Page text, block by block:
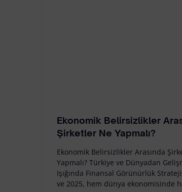
Ekonomik Belirsizlikler
Şirketler Ne Yapmalı?
Ekonomik Belirsizlikler Arasında
Yapmalı? Türkiye ve Dünyadan
Işığında Finansal Görünürlük
ve 2025, hem dünya ekonomisinde